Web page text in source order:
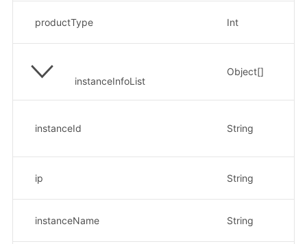
productType Int
instanceInfoList
Object[]
instanceId String
ip String
instanceName String